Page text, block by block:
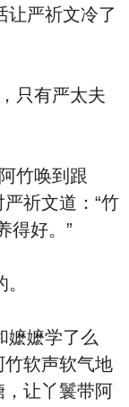
严祈文冷了
竹唤到跟
祈文道：“竹
得好。”
。
嬷学了‮么
让丫鬟带阿